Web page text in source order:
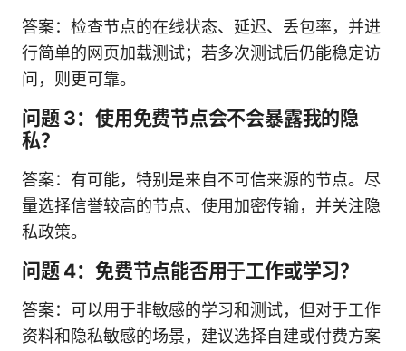
答案：检查节点的在线状态、延迟、丢包率，并进
行简单的网页加载测试；若多次测试后仍能稳定访
问，则更可靠。
问题 3：使用免费节点会不会暴露我的隐
私？
答案：有可能，特别是来自不可信来源的节点。尽
量选择信誉较高的节点、使用加密传输，并关注隐
私政策。
问题 4：免费节点能否用于工作或学习？
答案：可以用于非敏感的学习和测试，但对于工作
资料和隐私敏感的场景，建议选择自建或付费方案